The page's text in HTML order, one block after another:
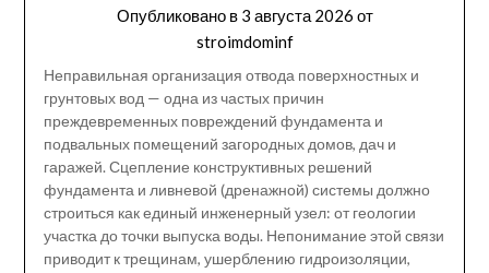
Опубликовано в 3 августа 2026 от
stroimdominf
Неправильная организация отвода поверхностных и
грунтовых вод — одна из частых причин
преждевременных повреждений фундамента и
подвальных помещений загородных домов, дач и
гаражей. Сцепление конструктивных решений
фундамента и ливневой (дренажной) системы должно
строиться как единый инженерный узел: от геологии
участка до точки выпуска воды. Непонимание этой связи
приводит к трещинам, ушерблению гидроизоляции,